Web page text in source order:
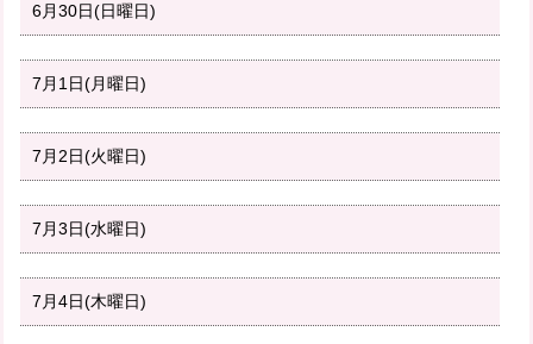
6月30日(日曜日)
7月1日(月曜日)
7月2日(火曜日)
7月3日(水曜日)
7月4日(木曜日)